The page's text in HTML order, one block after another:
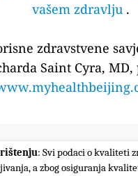
vašem zdravlju .
zdravstvene
Saint Cyra,
: Svi podaci o kvaliteti
a zbog osiguranja